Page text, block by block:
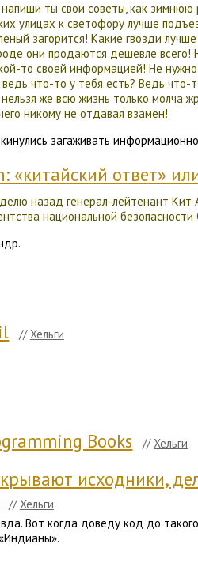
ты свои советы, как зимнюю
улицах к светофору лучше
загорится! Какие гвозди
они продаются дешевле
то своей информацией! Не
что-то у тебя есть? Ведь
же всю жизнь только молча
никому не отдавая взамен!
загаживать
«китайский ответ»
назад генерал-лейтенант Кит
национальной
// Хельги
Books //Хельги
исходники,
// Хельги
Вот когда доведу код до